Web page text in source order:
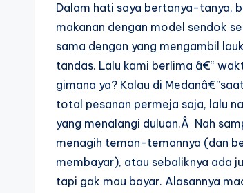
Dalam hati saya bertanya-tanya,
makanan dengan model sendok
sama dengan yang mengambil
tandas. Lalu kami berlima â€“
gimana ya? Kalau di
total pesanan permeja saja, lalu
yang menalangi duluan.Â Nah
menagih teman-temannya (dan
membayar), atau sebaliknya ada
tapi gak mau bayar. Alasannya